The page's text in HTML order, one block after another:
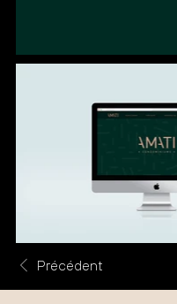
Précédent